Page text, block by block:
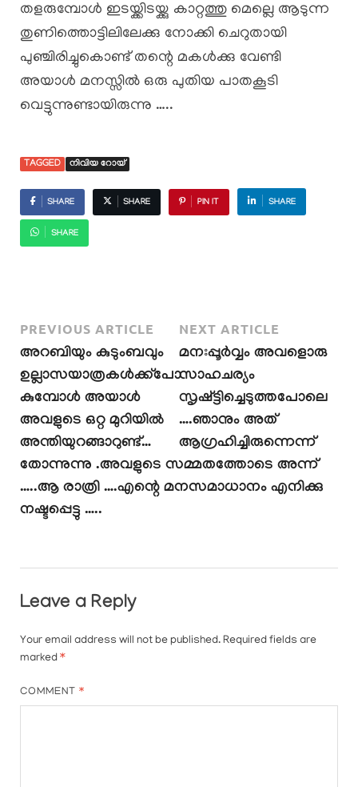
തളരുമ്പോൾ ഇടയ്ക്കിടയ്ക്കു കാറ്റത്തു മെല്ലെ ആടുന്ന
തുണിത്തൊട്ടിലിലേക്കു നോക്കി ചെറുതായി
പുഞ്ചിരിച്ചുകൊണ്ട് തന്റെ മകൾക്കു വേണ്ടി
അയാൾ മനസ്സിൽ ഒരു പുതിയ പാതകൂടി
വെട്ടുന്നുണ്ടായിരുന്നു …..
TAGGED നിവിയ റോയ്
SHARE SHARE PIN IT SHARE
SHARE
PREVIOUS ARTICLE
അറബിയും കുടുംബവും
ഉല്ലാസയാത്രകൾക്ക്പോ
കുമ്പോൾ അയാൾ
അവളുടെ ഒറ്റ മുറിയിൽ
അന്തിയുറങ്ങാറുണ്ട്…
NEXT ARTICLE
മനഃപ്പൂർവ്വം അവളൊരു
സാഹചര്യം
സൃഷ്ട്ടിച്ചെടുത്തപോലെ
….ഞാനും അത്
ആഗ്രഹിച്ചിരുന്നെന്ന്
തോന്നുന്നു .അവളുടെ സമ്മതത്തോടെ അന്ന്
…..ആ രാത്രി ….എന്റെ മനസമാധാനം എനിക്കു
നഷ്ടപ്പെട്ടു …..
Leave a Reply
Your email address will not be published. Required fields are
marked *
COMMENT*